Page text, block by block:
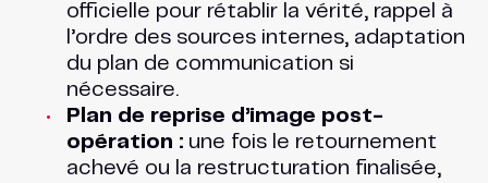
officielle pour rétablir la vérité, rappel à
l’ordre des sources internes, adaptation
du plan de communication si
nécessaire.
Plan de reprise d’image post-
opération :une fois le retournement
achevé ou la restructuration finalisée,